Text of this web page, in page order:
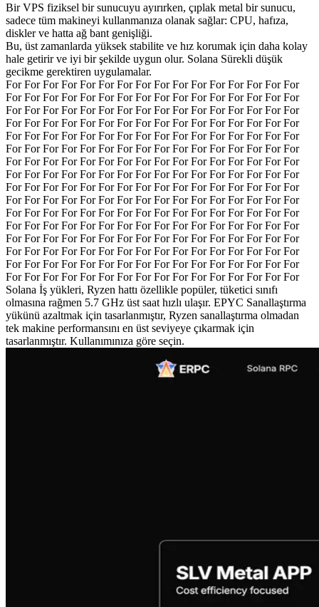
Bir VPS fiziksel bir sunucuyu ayırırken, çıplak metal bir sunucu,
sadece tüm makineyi kullanmanıza olanak sağlar: CPU, hafıza,
diskler ve hatta ağ bant genişliği.
Bu, üst zamanlarda yüksek stabilite ve hız korumak için daha kolay
hale getirir ve iyi bir şekilde uygun olur. Solana Sürekli düşük
gecikme gerektiren uygulamalar.
For For For For For For For For For For For For For For For For
For For For For For For For For For For For For For For For For
For For For For For For For For For For For For For For For For
For For For For For For For For For For For For For For For For
For For For For For For For For For For For For For For For For
For For For For For For For For For For For For For For For For
For For For For For For For For For For For For For For For For
For For For For For For For For For For For For For For For For
For For For For For For For For For For For For For For For For
For For For For For For For For For For For For For For For For
For For For For For For For For For For For For For For For For
For For For For For For For For For For For For For For For For
For For For For For For For For For For For For For For For For
For For For For For For For For For For For For For For For For
For For For For For For For For For For For For For For For For
For For For For For For For For For For For For For For For For
Solana İş yükleri, Ryzen hattı özellikle popüler, tüketici sınıfı
olmasına rağmen 5.7 GHz üst saat hızlı ulaşır. EPYC Sanallaştırma
yükünü azaltmak için tasarlanmıştır, Ryzen sanallaştırma olmadan
tek makine performansını en üst seviyeye çıkarmak için
tasarlanmıştır. Kullanımınıza göre seçin.